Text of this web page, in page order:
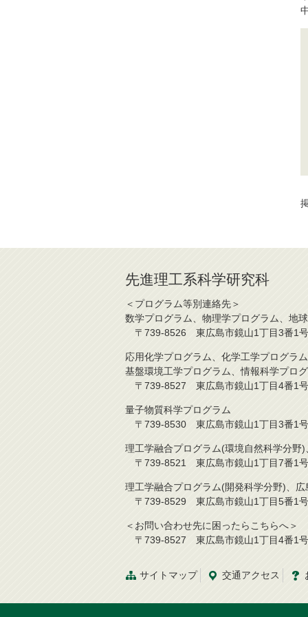
先進理工系科学研究科
＜プログラム等別連絡先＞
数学プログラム、物理学プログラム、地
〒739-8526 東広島市鏡山1丁目3番1
応用化学プログラム、化学工学プログラ
基盤環境工学プログラム、情報科学プロ
〒739-8527 東広島市鏡山1丁目4番1
量子物質科学プログラム
〒739-8530 東広島市鏡山1丁目3番1
理工学融合プログラム(環境自然科学分野
〒739-8521 東広島市鏡山1丁目7番1
理工学融合プログラム(開発科学分野)、
〒739-8529 東広島市鏡山1丁目5番1
＜お問い合わせ先に困ったらこちらへ＞
〒739-8527 東広島市鏡山1丁目4番1
サイトマップ 交通アクセス